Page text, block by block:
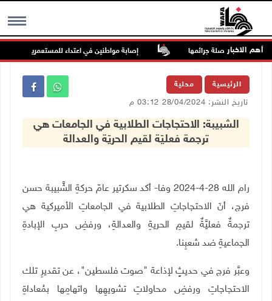
MENU أهم الاخبار
من مواصلة جرائمها إصابة مواطنين في اعتداء للمستعمرين في بيت
الرئيسية محلية
تاريخ النشر: 28/04/2024 03:12 م
الشبيبة: الاحتجاجات الطلابية في الجامعات هي
ترجمة فعليّة لقيم الحريّة والعدالة
رام الله 28-4-2024 وفا- أكد سكرتير عامّ حركةِ الشَّبيبة حسن
فرج، أنَ الاحتجاجاتِ الطلابية في الجامعاتِ الأميركية هي
ترجمةٌ فعليَّةٌ لقيمِ الحريةِ والعدالةِ، ورفضِ حربِ الإبادةِ
الجماعيةِ ضد شعبِنا.
وعبَّر فرج في حديثٍ لإذاعة "صوت فلسطين"، عن تقديرِ تلك
الاحتجاجاتِ ورفضِ محاولاتِ تشويهِها واتهامِها بمُعاداةِ